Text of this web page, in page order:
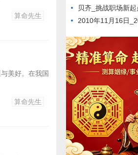
算命先生
美好。在我国
算命先生
贝齐_挑战职场新起
2010年11月16日_2010